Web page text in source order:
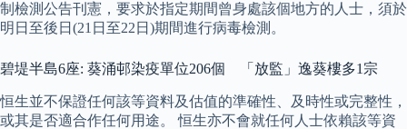
制檢測公告刊憲，要求於指定期間曾身處該個地方的人士，須於
明日至後日(21日至22日)期間進行病毒檢測。
碧堤半島6座: 葵涌邨染疫單位206個 「放監」逸葵樓多1宗
恒生並不保證任何該等資料及估值的準確性、及時性或完整性，
或其是否適合作任何用途。 恒生亦不會就任何人士依賴該等資